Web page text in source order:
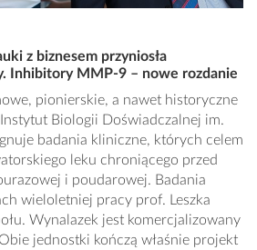
z biznesem przyniosła
Inhibitory MMP-9 – nowe rozdanie
pionierskie, a nawet historyczne
Biologii Doświadczalnej im.
badania kliniczne, których celem
leku chroniącego przed
i poudarowej. Badania
wieloletniej pracy prof. Leszka
Wynalazek jest komercjalizowany
jednostki kończą właśnie projekt